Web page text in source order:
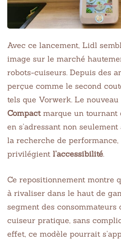
Avec ce lancement, Lidl
image sur le marché
robots-cuiseurs. Depuis des
perçue comme le second
tels que Vorwerk. Le nouveau
Compactmarque un tournant
en s’adressant non
la recherche de
privilégient l’accessibilité.
Ce repositionnement montre
à rivaliser dans le haut de
segment des
cuiseur pratique, sans
effet, ce modèle pourrait